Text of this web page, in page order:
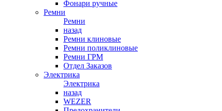
Фонари ручные
Ремни
Ремни
назад
Ремни клиновые
Ремни поликлиновые
Ремни ГРМ
Отдел Заказов
Электрика
Электрика
назад
WEZER